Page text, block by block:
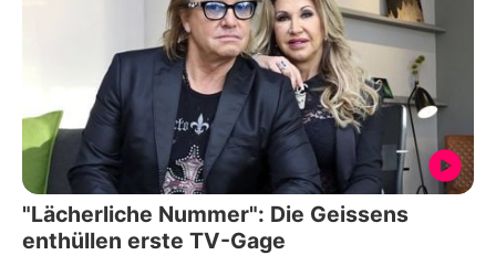
"Lächerliche Nummer": Die Geissens
enthüllen erste TV-Gage